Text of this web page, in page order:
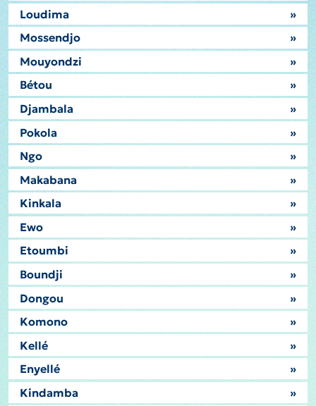
Loudima
»
Mossendjo
»
Mouyondzi
»
Bétou
»
Djambala
»
Pokola
»
Ngo
»
Makabana
»
Kinkala
»
Ewo
»
Etoumbi
»
Boundji
»
Dongou
»
Komono
»
Kellé
»
Enyellé
»
Kindamba
»